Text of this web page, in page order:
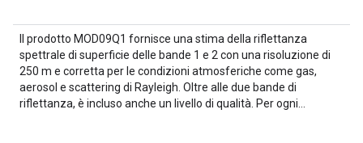
Il prodotto MOD09Q1 fornisce una stima della riflettanza
spettrale di superficie delle bande 1 e 2 con una risoluzione di
250 m e corretta per le condizioni atmosferiche come gas,
aerosol e scattering di Rayleigh. Oltre alle due bande di
riflettanza, è incluso anche un livello di qualità. Per ogni…